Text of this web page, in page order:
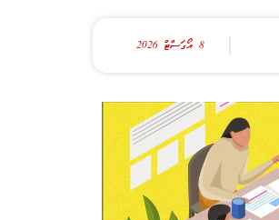
8 އޯގަސްޓް 2026